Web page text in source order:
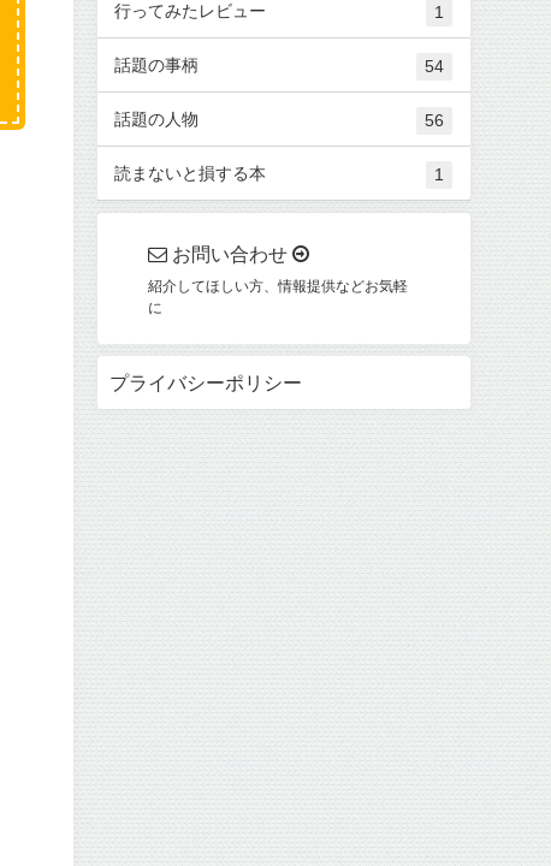
行ってみたレビュー 1
話題の事柄 54
話題の人物 56
読まないと損する本 1
お問い合わせ
紹介してほしい方、情報提供などお気軽
に
プライバシーポリシー